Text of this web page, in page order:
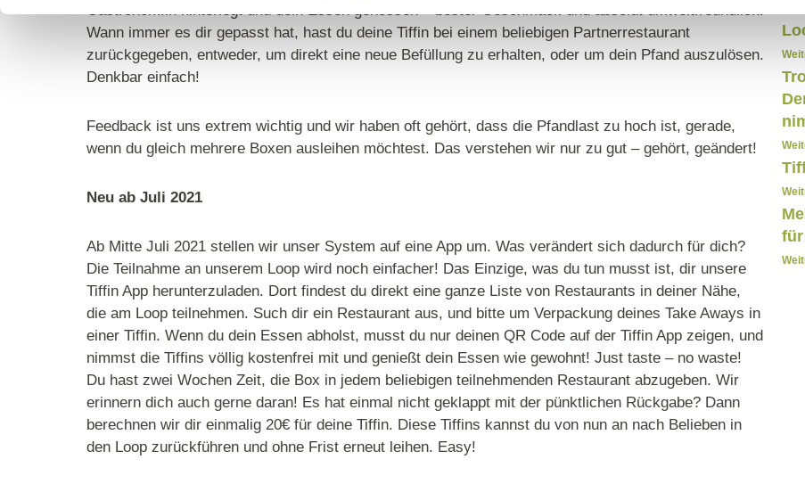
Gastronom:in hinterlegt und dein Essen genossen – bester Geschmack und absolut umweltfreundlich!
Wann immer es dir gepasst hat, hast du deine Tiffin bei einem beliebigen Partnerrestaurant
zurückgegeben, entweder, um direkt eine neue Befüllung zu erhalten, oder um dein Pfand auszulösen.
Denkbar einfach!
Feedback ist uns extrem wichtig und wir haben oft gehört, dass die Pfandlast zu hoch ist, gerade,
wenn du gleich mehrere Boxen ausleihen möchtest. Das verstehen wir nur zu gut – gehört, geändert!
Neu ab Juli 2021
Ab Mitte Juli 2021 stellen wir unser System auf eine App um. Was verändert sich dadurch für dich?
Die Teilnahme an unserem Loop wird noch einfacher! Das Einzige, was du tun musst ist, dir unsere
Tiffin App herunterzuladen. Dort findest du direkt eine ganze Liste von Restaurants in deiner Nähe,
die am Loop teilnehmen. Such dir ein Restaurant aus, und bitte um Verpackung deines Take Aways in
einer Tiffin. Wenn du dein Essen abholst, musst du nur deinen QR Code auf der Tiffin App zeigen, und
nimmst die Tiffins völlig kostenfrei mit und genießt dein Essen wie gewohnt! Just taste – no waste!
Du hast zwei Wochen Zeit, die Box in jedem beliebigen teilnehmenden Restaurant abzugeben. Wir
erinnern dich auch gerne daran! Es hat einmal nicht geklappt mit der pünktlichen Rückgabe? Dann
berechnen wir dir einmalig 20€ für deine Tiffin. Diese Tiffins kannst du von nun an nach Belieben in
den Loop zurückführen und ohne Frist erneut leihen. Easy!